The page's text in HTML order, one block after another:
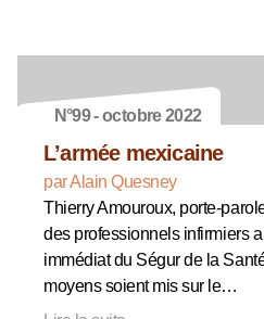
N°99 - octobre 2022
L’armée mexicaine
par Alain Quesney
Thierry Amouroux, porte-
des professionnels infirmiers
immédiat du Ségur de la
moyens soient mis sur le…